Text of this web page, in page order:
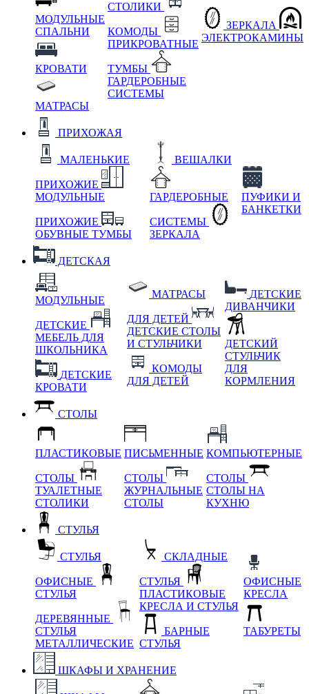
МОДУЛЬНЫЕ
СПАЛЬНИ
КРОВАТИ
МАТРАСЫ
СТОЛИКИ
КОМОДЫ
ПРИКРОВАТНЫЕ
ТУМБЫ
ГАРДЕРОБНЫЕ
СИСТЕМЫ
ЗЕРКАЛА
ЭЛЕКТРОКАМИНЫ
ПРИХОЖАЯ
МАЛЕНЬКИЕ
ПРИХОЖИЕ
МОДУЛЬНЫЕ
ПРИХОЖИЕ
ОБУВНЫЕ ТУМБЫ
ВЕШАЛКИ
ГАРДЕРОБНЫЕ
СИСТЕМЫ
ЗЕРКАЛА
ПУФИКИ И
БАНКЕТКИ
ДЕТСКАЯ
МОДУЛЬНЫЕ
ДЕТСКИЕ
МЕБЕЛЬ ДЛЯ
ШКОЛЬНИКА
ДЕТСКИЕ
КРОВАТИ
МАТРАСЫ
ДЛЯ ДЕТЕЙ
ДЕТСКИЕ СТОЛЫ
И СТУЛЬЧИКИ
КОМОДЫ
ДЛЯ ДЕТЕЙ
ДЕТСКИЕ
ДИВАНЧИКИ
ДЕТСКИЙ
СТУЛЬЧИК
ДЛЯ
КОРМЛЕНИЯ
СТОЛЫ
ПЛАСТИКОВЫЕ
СТОЛЫ
ТУАЛЕТНЫЕ
СТОЛИКИ
ПИСЬМЕННЫЕ
СТОЛЫ
ЖУРНАЛЬНЫЕ
СТОЛЫ
КОМПЬЮТЕРНЫЕ
СТОЛЫ
СТОЛЫ НА
КУХНЮ
СТУЛЬЯ
СТУЛЬЯ
ОФИСНЫЕ
СТУЛЬЯ
ДЕРЕВЯННЫЕ
СТУЛЬЯ
МЕТАЛЛИЧЕСКИЕ
СКЛАДНЫЕ
СТУЛЬЯ
ПЛАСТИКОВЫЕ
КРЕСЛА И СТУЛЬЯ
БАРНЫЕ
СТУЛЬЯ
ОФИСНЫЕ
КРЕСЛА
ТАБУРЕТЫ
ШКАФЫ И ХРАНЕНИЕ